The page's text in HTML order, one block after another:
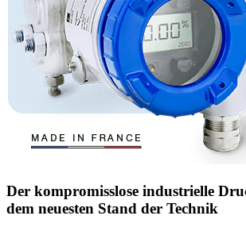
Der kompromisslose industrielle
dem neuesten Stand der Technik